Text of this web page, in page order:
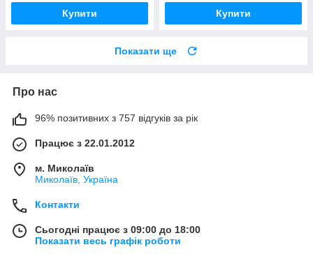
Купити Купити
Показати ще
Про нас
96% позитивних з 757 відгуків за рік
Працює з 22.01.2012
м. Миколаїв
Миколаїв, Україна
Контакти
Сьогодні працює з 09:00 до 18:00
Показати весь графік роботи